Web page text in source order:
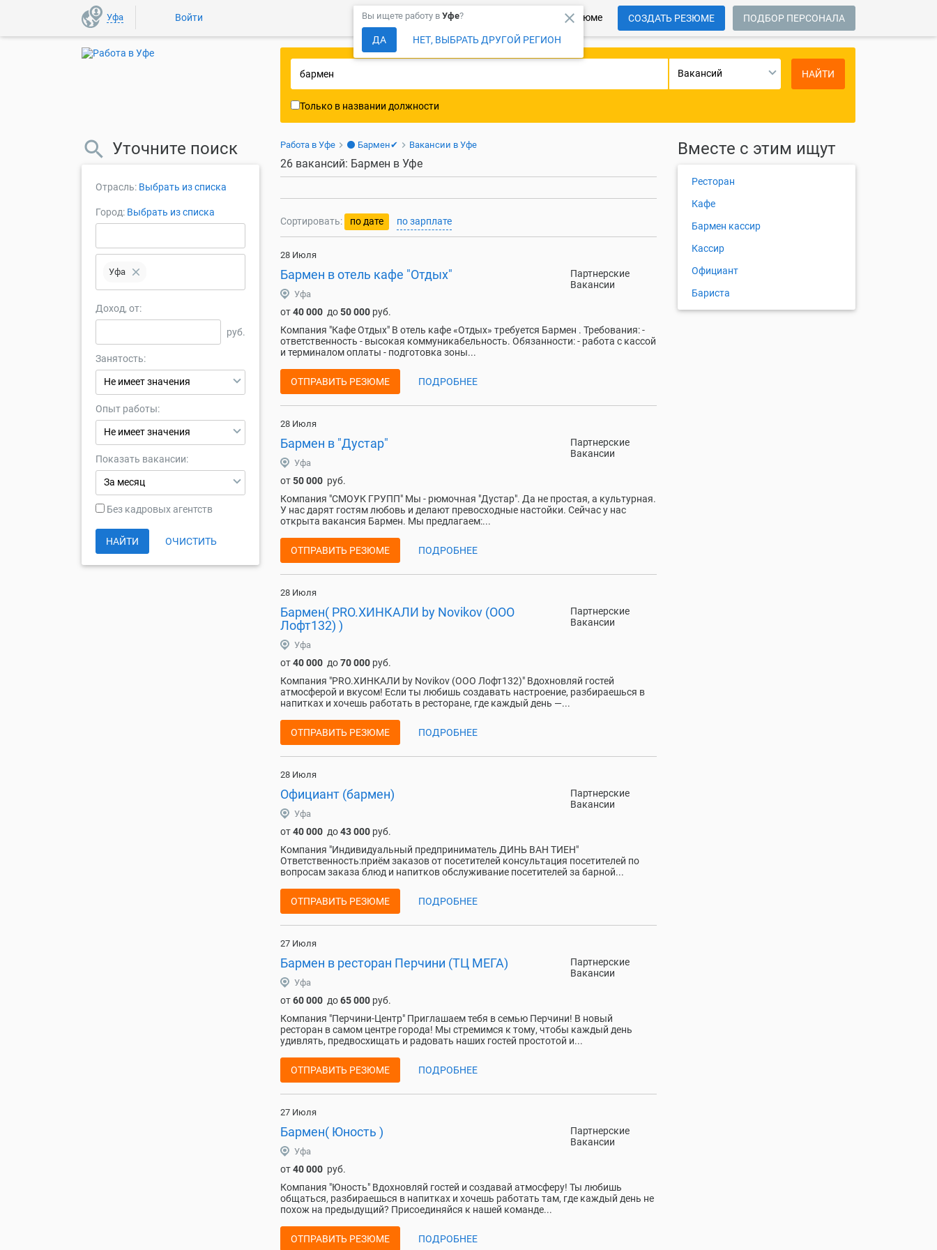
Уфа Войти СОЗДАТЬ РЕЗЮМЕ ПОДБОР ПЕРСОНАЛА
Более 150 000 компаний ждут Ваше резюме
close
Вы ищете работу в Уфе?
ДА НЕТ, ВЫБРАТЬ ДРУГОЙ РЕГИОН
Вакансий НАЙТИ
Только в названии должности
Работа в Уфе ⚫ Бармен✔ Вакансии в Уфе
26 вакансий: Бармен в Уфе
Сортировать: по дате по зарплате
28 Июля
Партнерские
Вакансии
Бармен в отель кафе "Отдых"
Уфа
от40 000 до50 000 руб.
Компания "Кафе Отдых" В отель кафе «Отдых» требуется Бармен . Требования: -
ответственность - высокая коммуникабельность. Обязанности: - работа с кассой
и терминалом оплаты - подготовка зоны...
ОТПРАВИТЬ РЕЗЮМЕ ПОДРОБНЕЕ
28 Июля
Партнерские
Вакансии
Бармен в "Дустар"
Уфа
от50 000 руб.
Компания "СМОУК ГРУПП" Мы - рюмочная "Дустар". Да не простая, а культурная.
У нас дарят гостям любовь и делают превосходные настойки. Сейчас у нас
открыта вакансия Бармен. Мы предлагаем:...
ОТПРАВИТЬ РЕЗЮМЕ ПОДРОБНЕЕ
28 Июля
Партнерские
Вакансии
Бармен( PRO.ХИНКАЛИ by Novikov (ООО
Лофт132) )
Уфа
от40 000 до70 000 руб.
Компания "PRO.ХИНКАЛИ by Novikov (ООО Лофт132)" Вдохновляй гостей
атмосферой и вкусом! Если ты любишь создавать настроение, разбираешься в
напитках и хочешь работать в ресторане, где каждый день —...
ОТПРАВИТЬ РЕЗЮМЕ ПОДРОБНЕЕ
28 Июля
Партнерские
Вакансии
Официант (бармен)
Уфа
от40 000 до43 000 руб.
Компания "Индивидуальный предприниматель ДИНЬ ВАН ТИЕН"
Ответственность:приём заказов от посетителей консультация посетителей по
вопросам заказа блюд и напитков обслуживание посетителей за барной...
ОТПРАВИТЬ РЕЗЮМЕ ПОДРОБНЕЕ
27 Июля
Партнерские
Вакансии
Бармен в ресторан Перчини (ТЦ МЕГА)
Уфа
от60 000 до65 000 руб.
Компания "Перчини-Центр" Приглашаем тебя в семью Перчини! В новый
ресторан в самом центре города! Мы стремимся к тому, чтобы каждый день
удивлять, предвосхищать и радовать наших гостей простотой и...
ОТПРАВИТЬ РЕЗЮМЕ ПОДРОБНЕЕ
27 Июля
Партнерские
Вакансии
Бармен( Юность )
Уфа
от40 000 руб.
Компания "Юность" Вдохновляй гостей и создавай атмосферу! Ты любишь
общаться, разбираешься в напитках и хочешь работать там, где каждый день не
похож на предыдущий? Присоединяйся к нашей команде...
ОТПРАВИТЬ РЕЗЮМЕ ПОДРОБНЕЕ
Вместе с этим ищут
Ресторан
Кафе
Бармен кассир
Кассир
Официант
Бариста
Уточните поиск
Отрасль: Выбрать из списка
Город: Выбрать из списка
Уфа close
Доход, от:
руб.
Занятость:
Не имеет значения
Опыт работы:
Не имеет значения
Показать вакансии:
За месяц
Без кадровых агентств
НАЙТИ ОЧИСТИТЬ